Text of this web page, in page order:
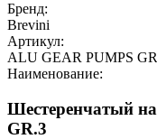
Бренд:
Brevini
Артикул:
ALU GEAR PUMPS
Наименование:
Шестеренчатый
GR.3